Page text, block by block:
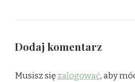
Dodaj komentarz
Musisz sięzalogować, aby